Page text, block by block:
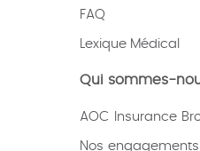
FAQ
Lexique Médical
Qui sommes-
AOC Insurance
Nos engagements